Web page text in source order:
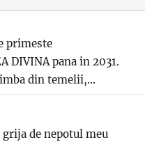
primeste
DIVINA pana in 2031.
din temelii,...
de nepotul meu